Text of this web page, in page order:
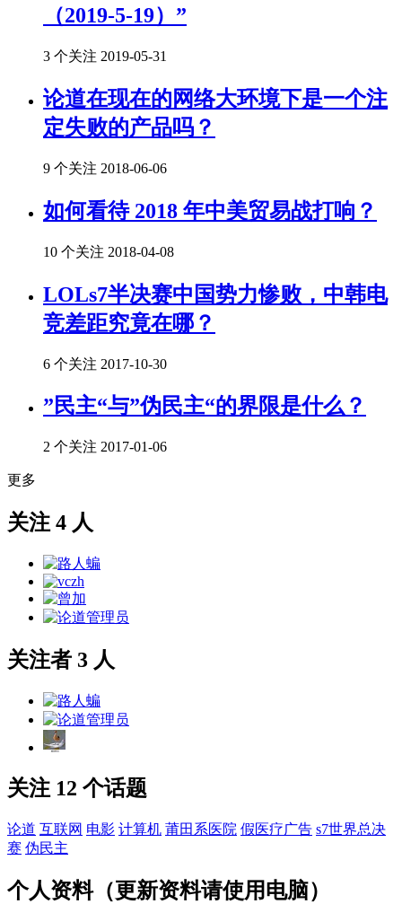
（2019-5-19）”
3 个关注 2019-05-31
论道在现在的网络大环境下是一个注
定失败的产品吗？
9 个关注 2018-06-06
如何看待 2018 年中美贸易战打响？
10 个关注 2018-04-08
LOLs7半决赛中国势力惨败，中韩电
竞差距究竟在哪？
6 个关注 2017-10-30
”民主“与”伪民主“的界限是什么？
2 个关注 2017-01-06
更多
关注 4 人
关注者 3 人
关注 12 个话题
论道 互联网 电影 计算机 莆田系医院 假医疗广告 s7世界总决
赛 伪民主
个人资料（更新资料请使用电脑）